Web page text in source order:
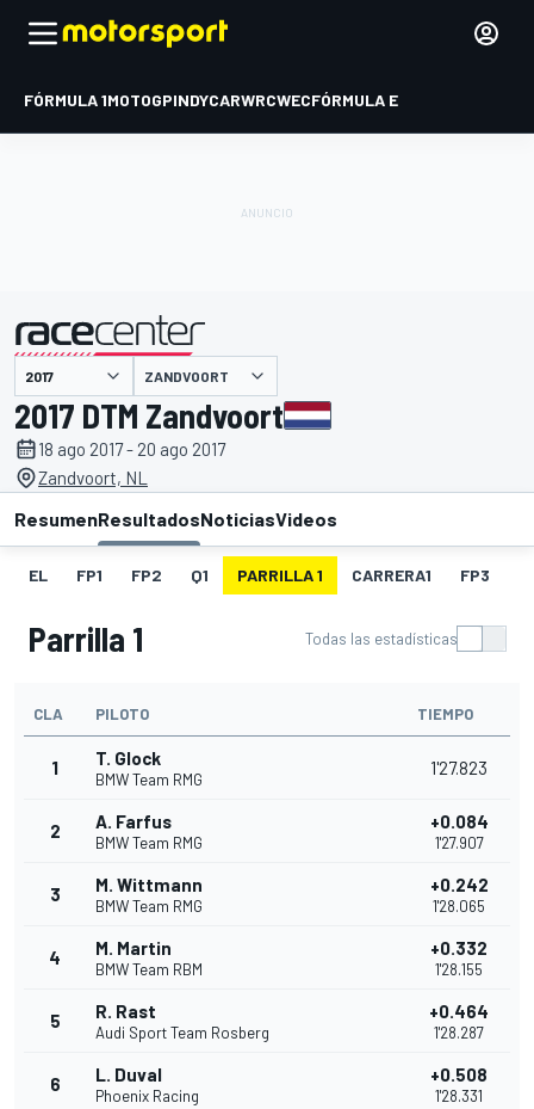
FÓRMULA 1MOTOGPINDYCARWRCWECFÓRMULA E
presentado por ZANDVOORT
2017 DTM Zandvoort
18 ago 2017 - 20 ago 2017
Zandvoort, NL
ResumenResultadosNoticiasVideos
EL FP1 FP2 Q1 PARRILLA 1 CARRERA1 FP3
Parrilla 1 Todas las estadísticas
CLA PILOTO TIEMPO
1 T. Glock
BMW Team RMG
1'27.823
2 A. Farfus
BMW Team RMG
+0.084
1'27.907
3 M. Wittmann
BMW Team RMG
+0.242
1'28.065
4 M. Martin
BMW Team RBM
+0.332
1'28.155
5 R. Rast
Audi Sport Team Rosberg
+0.464
1'28.287
6 L. Duval
Phoenix Racing
+0.508
1'28.331